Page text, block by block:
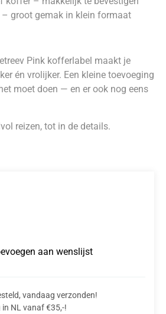
– groot gemak in klein formaat
Pink kofferlabel maakt je
én vrolijker. Een kleine toevoeging
moet doen — en er ook nog eens
reizen, tot in de details.
aan wenslijst
vandaag verzonden!
NL vanaf €35,-!